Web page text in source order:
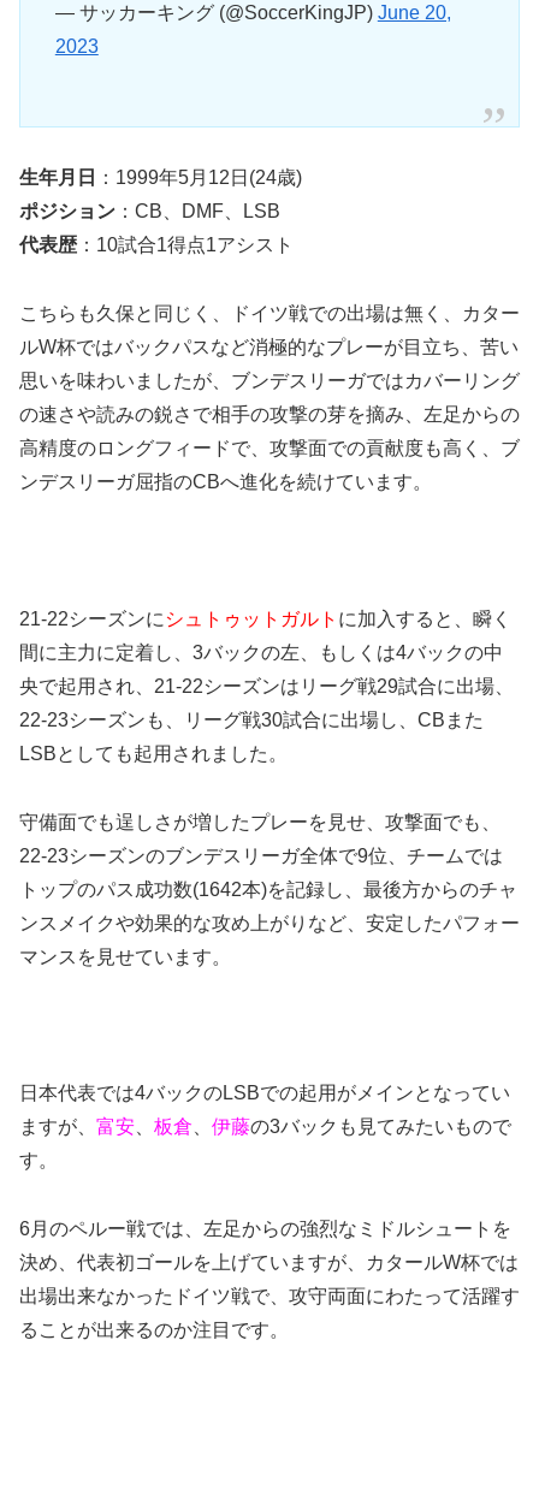
— サッカーキング (@SoccerKingJP) June 20,
2023
生年月日
：1999年5月12日(24歳)
ポジション ：CB、DMF、LSB
代表歴 ：10試合1得点1アシスト
こちらも久保と同じく、ドイツ戦での出場は無く、
カター
ルW杯ではバックパスなど消極的なプレーが目立ち、苦い
思いを味わいましたが、 ブンデスリーガではカバーリング
の速さや読みの鋭さで相手の攻撃の芽を摘み、左足からの
高精度のロングフィードで、攻撃面での貢献度も高く、ブ
ンデスリーガ屈指のCBへ進化を続けています。
21-22シーズンに シュトゥットガルト に加入すると、瞬く
間に主力に定着し、3バックの左、もしくは4バックの中
央で起用され、21-22シーズンはリーグ戦29試合に出場、
22-23シーズンも、リーグ戦30試合に出場し、CBまた
LSBとしても起用されました。
守備面でも逞しさが増したプレーを見せ、攻撃面でも、
22-23シーズンのブンデスリーガ全体で9位、チームでは
トップのパス成功数(1642本)を記録し、最後方からのチャ
ンスメイクや効果的な攻め上がりなど、安定したパフォー
マンスを見せています。
日本代表では4バックのLSBでの起用がメインとなってい
ますが、 富安 板倉 伊藤の3バックも見てみたいもので
す。
6月のペルー戦では、左足からの強烈なミドルシュートを
決め、代表初ゴールを上げていますが、カタールW杯では
出場出来なかったドイツ戦で、攻守両面にわたって活躍す
ることが出来るのか注目です。